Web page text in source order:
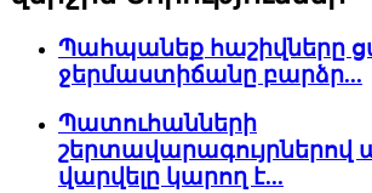
Պահպանեք հաշիվները
ջերմաստիճանը բարձր...
Պատուհանների
շերտավարագույրներով
վարվելը կարող է...